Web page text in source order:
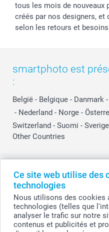
Ce site web utilise des
technologies
Nous utilisons des cookies
technologies (telles que
analyser le trafic sur notre
contenus et publicités et
tous les mois de nouveaux
créés par nos designers, et
selon les retours et
smartphoto est
:
België - Belgique - Danmark -
- Nederland - Norge -
Switzerland - Suomi - Sverige
Other Countries
© smartphoto group. Tous droits
smartphoto group SA.
Siège social :
Numéro de TVA BE 0405.706.755
Tous les prix sont en EURO